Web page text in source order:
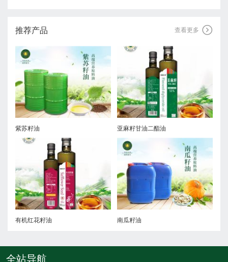
推荐产品 查看更多 
紫苏籽油 亚麻籽甘油二酯油
有机红花籽油 南瓜籽油
全站导航